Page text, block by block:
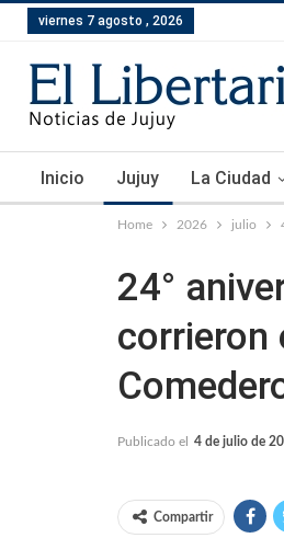
viernes 7 agosto , 2026
Inicio Jujuy La Ciudad
Home 2026 julio
24°
corrieron
Publicado el 4 de julio de
Compartir